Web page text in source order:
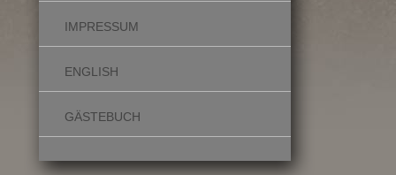
IMPRESSUM
ENGLISH
GÄSTEBUCH